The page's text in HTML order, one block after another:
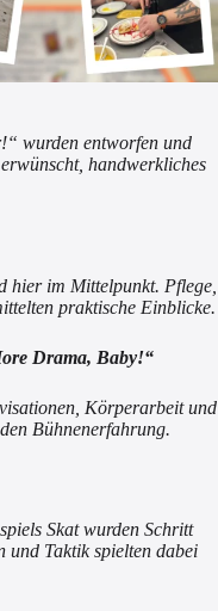
wurden entworfen und
handwerkliches
hier im Mittelpunkt. Pflege,
praktische Einblicke.
Drama, Baby!“
Körperarbeit und
Bühnenerfahrung.
Skat wurden Schritt
und Taktik spielten dabei